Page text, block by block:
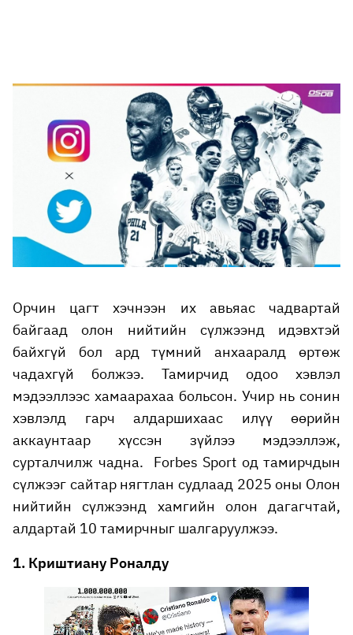
Орчин цагт хэчнээн их авьяас чадвартай
байгаад олон нийтийн сүлжээнд идэвхтэй
байхгүй бол ард түмний анхааралд өртөж
чадахгүй болжээ. Тамирчид одоо хэвлэл
мэдээллээс хамаарахаа больсон. Учир нь сонин
хэвлэлд гарч алдаршихаас илүү өөрийн
аккаунтаар хүссэн зүйлээ мэдээллэж,
сурталчилж чадна. Forbes Sport од тамирчдын
сүлжээг сайтар нягтлан судлаад 2025 оны Олон
нийтийн сүлжээнд хамгийн олон дагагчтай,
алдартай 10 тамирчныг шалгаруулжээ.
1. Криштиану Роналду